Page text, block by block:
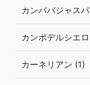
カンババジャス
カンポデルシエ
カーネリアン (1)